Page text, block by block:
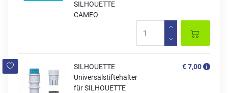
SILHOUETTE
CAMEO
SILHOUETTE
Universalstiftehalter
für SILHOUETTE
€ 7,00